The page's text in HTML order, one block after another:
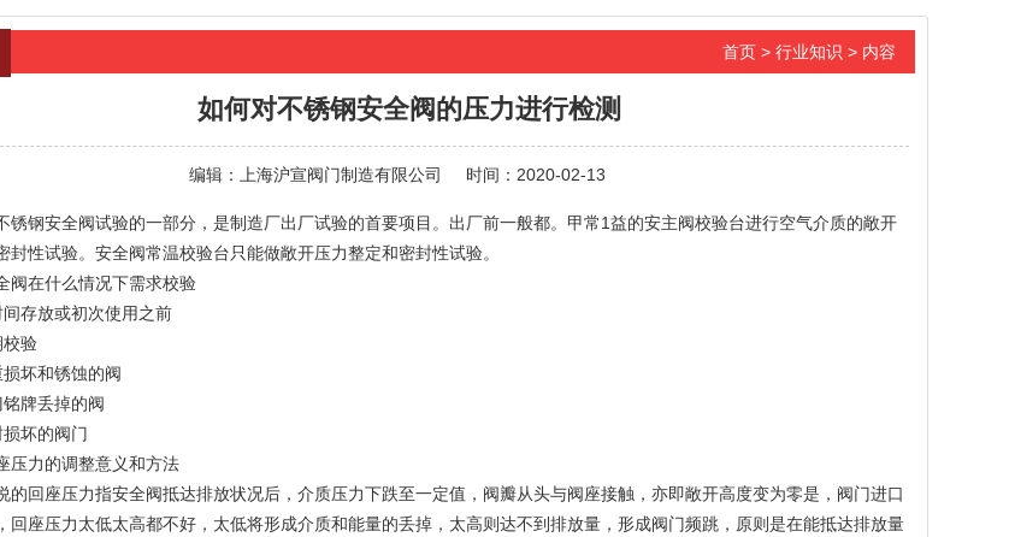
首页 > 行业知识 > 内容
如何对不锈钢安全阀的压力进行检测
编辑： 上海沪宣阀门制造有限公司 时间：2020-02-13
钢安全阀试验的一部分，是制造厂出厂试验的首要项目。出厂前一般都。甲常1益的安主阀校验台进行空气介质的敞开
封性试验。安全阀常温校验台只能做敞开压力整定和密封性试验。
在什么情况下需求校验
放或初次使用之前
验
坏和锈蚀的阀
牌丢掉的阀
坏的阀门
力的调整意义和方法
回座压力指安全阀抵达排放状况后，介质压力下跌至一定值，阀瓣从头与阀座接触，亦即敞开高度变为零是，阀门进口
回座压力太低太高都不好，太低将形成介质和能量的丢掉，太高则达不到排放量，形成阀门频跳，原则是在能抵达排放量